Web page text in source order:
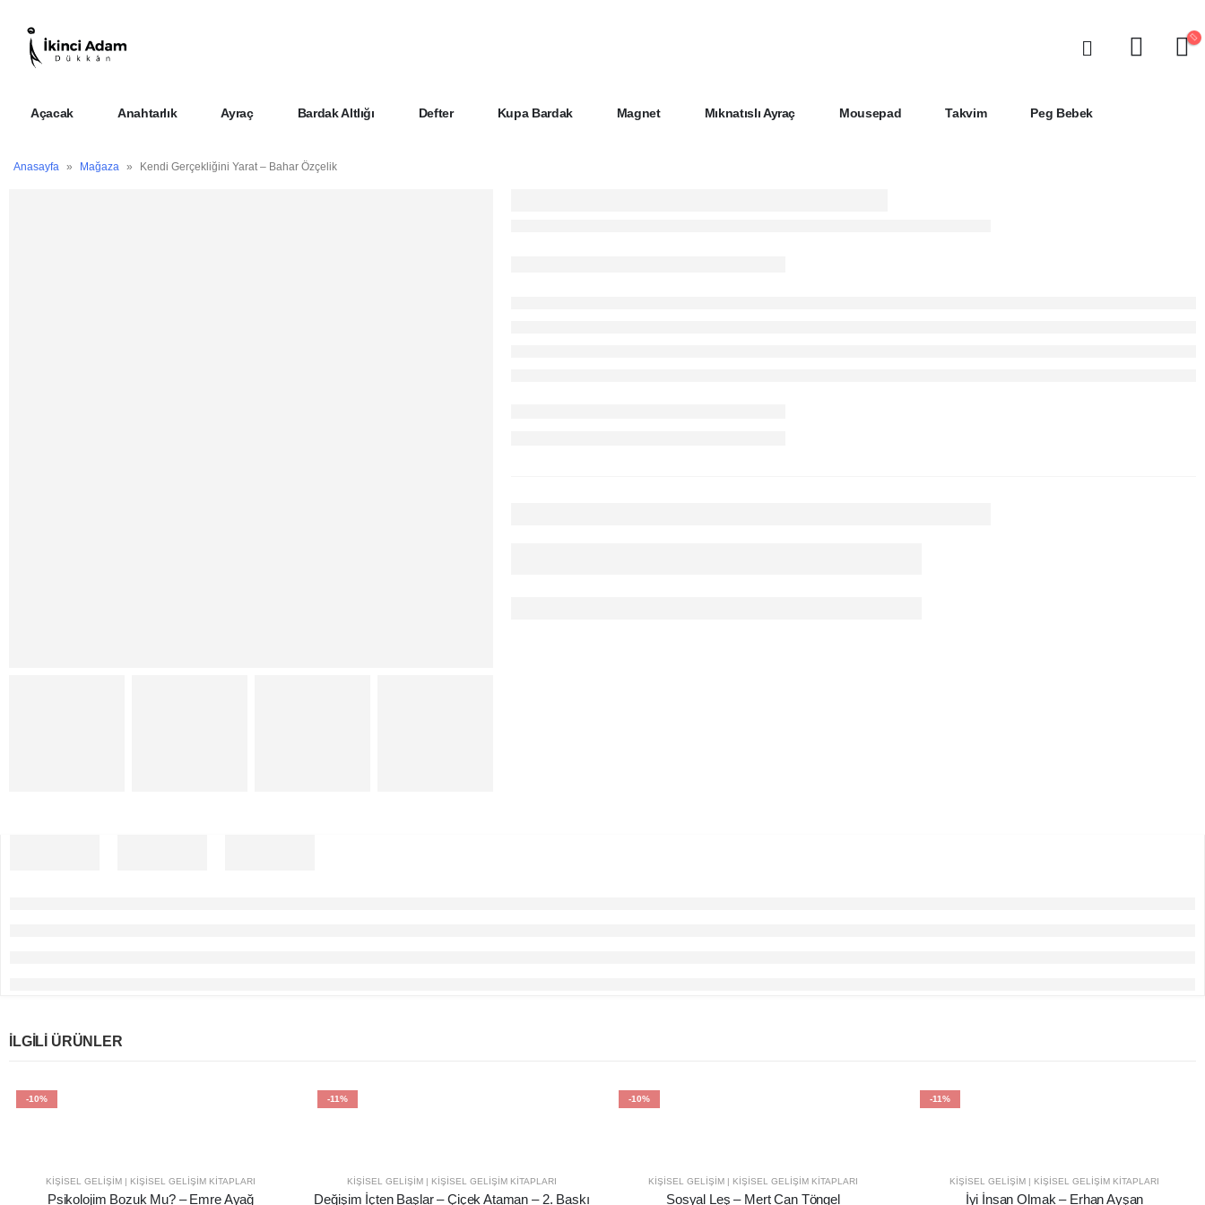
Açacak Anahtarlık Ayraç Bardak Altlığı Defter Kupa Bardak Magnet Mıknatıslı Ayraç Mousepad Takvim Peg Bebek
Anasayfa » Mağaza » Kendi Gerçekliğini Yarat – Bahar Özçelik
İLGILI ÜRÜNLER
-10%
KIŞISEL GELIŞIM | KIŞISEL GELIŞIM KITAPLARI
Psikolojim Bozuk Mu? – Emre Ayağ
-11%
KIŞISEL GELIŞIM | KIŞISEL GELIŞIM KITAPLARI
Değişim İçten Başlar – Çiçek Ataman – 2. Baskı
-10%
KIŞISEL GELIŞIM | KIŞISEL GELIŞIM KITAPLARI
Sosyal Leş – Mert Can Töngel
-11%
KIŞISEL GELIŞIM | KIŞISEL GELIŞIM KITAPLARI
İyi İnsan Olmak – Erhan Ayşan